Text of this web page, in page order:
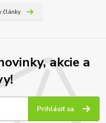
články
akcie a
Prihlásiť sa